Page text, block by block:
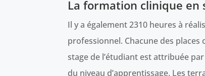
La formation clinique en
Il y a également 2310 heures à
professionnel. Chacune des
stage de l’étudiant est attribuée par
du niveau d’apprentissage. Les